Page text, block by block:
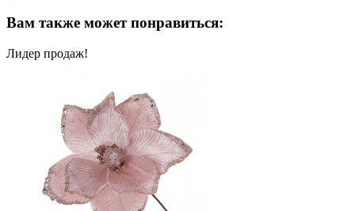
Вам также может понравиться:
Лидер продаж!